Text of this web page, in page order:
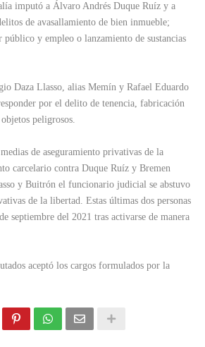
imputó a Álvaro Andrés Duque Ruíz y a
de avasallamiento de bien inmueble;
y empleo o lanzamiento de sustancias
Daza Llasso, alias Memín y Rafael Eduardo
por el delito de tenencia, fabricación
peligrosos.
de aseguramiento privativas de la
carcelario contra Duque Ruíz y Bremen
y Buitrón el funcionario judicial se abstuvo
de la libertad. Estas últimas dos personas
septiembre del 2021 tras activarse de manera
aceptó los cargos formulados por la